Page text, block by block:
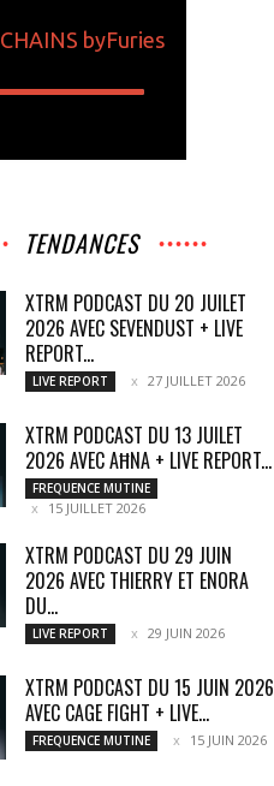
TENDANCES
XTRM PODCAST DU 20 JUILET
2026 AVEC SEVENDUST + LIVE
REPORT...
LIVE REPORT 27 JUILLET 2026
XTRM PODCAST DU 13 JUILET
2026 AVEC AĦNA + LIVE REPORT...
FREQUENCE MUTINE
15 JUILLET 2026
XTRM PODCAST DU 29 JUIN
2026 AVEC THIERRY ET ENORA
DU...
LIVE REPORT 29 JUIN 2026
XTRM PODCAST DU 15 JUIN 2026
AVEC CAGE FIGHT + LIVE...
FREQUENCE MUTINE 15 JUIN 2026